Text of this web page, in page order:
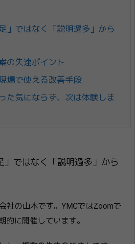
」ではなく「説明過多」から
の失速ポイント
場で使える改善手段
た気にならず、次は体験しま
」ではなく「説明過多」から
社の山本です。YMCではZoomで
的に開催しています。